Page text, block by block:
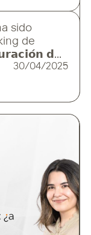
sido
de
𝗱𝗲
ranking
30/04/2025